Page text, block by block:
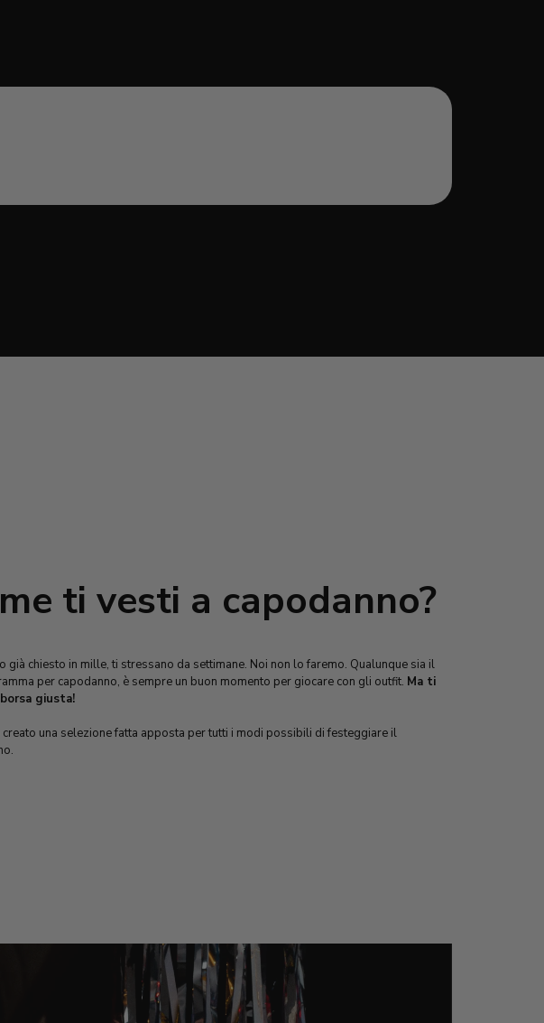
ti vesti a capodanno?
già chiesto in mille, ti stressano da settimane. Noi non lo faremo. Qualunque sia il
per capodanno, è sempre un buon momento per giocare con gli outfit. Ma ti
giusta!
una selezione fatta apposta per tutti i modi possibili di festeggiare il